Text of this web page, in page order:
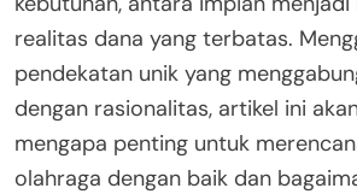
realitas dana yang terbatas.
pendekatan unik yang
dengan rasionalitas, artikel ini
mengapa penting untuk
olahraga dengan baik dan